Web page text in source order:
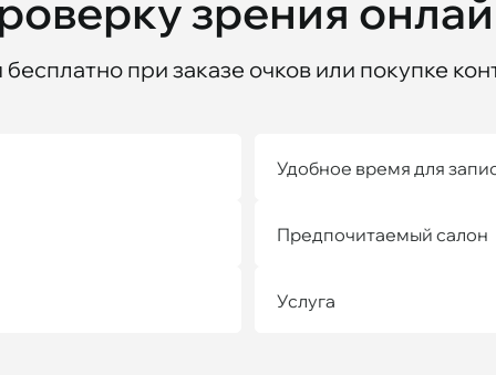
зрения
при заказе очков или покупке
Удобное время для
Предпочитаемый салон
Услуга